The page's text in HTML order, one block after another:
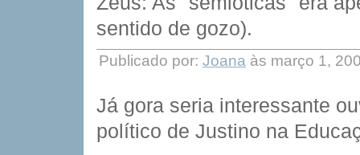
sentido de gozo).
Publicado por: Joana às março 1,
Já gora seria interessante
político de Justino na